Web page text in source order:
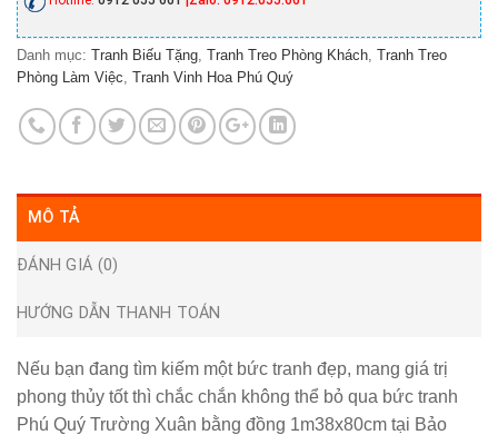
Danh mục: Tranh Biếu Tặng Tranh Treo Phòng Khách Tranh Treo
Phòng Làm Việc Tranh Vinh Hoa Phú Quý
MÔ TẢ
ĐÁNH GIÁ (0)
HƯỚNG DẪN THANH TOÁN
Nếu bạn đang tìm kiếm một bức tranh đẹp, mang giá trị
phong thủy tốt thì chắc chắn không thể bỏ qua bức tranh
Phú Quý Trường Xuân bằng đồng 1m38x80cm tại Bảo